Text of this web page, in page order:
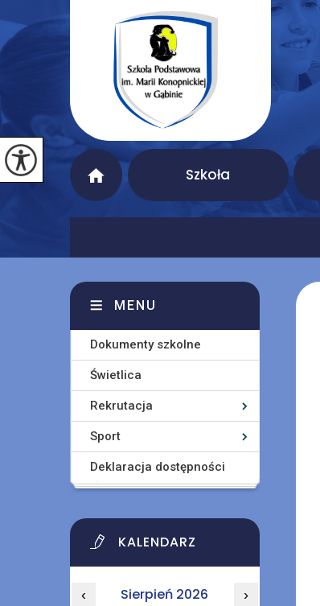
Szkoła
MENU
Dokumenty szkolne
Świetlica
Rekrutacja
Sport
Deklaracja dostępności
KALENDARZ
‹ Sierpień 2026 ›